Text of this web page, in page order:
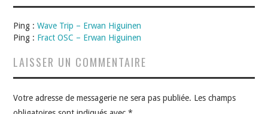
Ping :Wave Trip – Erwan Higuinen
Ping : Fract OSC – Erwan Higuinen
LAISSER UN COMMENTAIRE
Votre adresse de messagerie ne sera pas publiée. Les champs